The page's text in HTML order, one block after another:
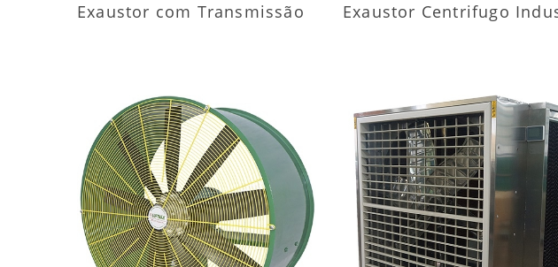
Exaustor com Transmissão
MAIS INFORMAÇÕES MAIS INFORMAÇÕES